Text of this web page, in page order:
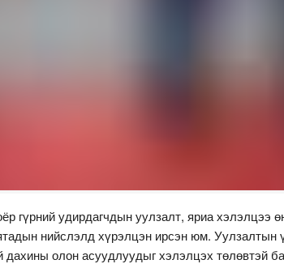
гүрний удирдагчдын уулзалт, яриа
нийслэлд хүрэлцэн ирсэн юм.
олон асуудлуудыг хэлэлцэх төлөвтэй